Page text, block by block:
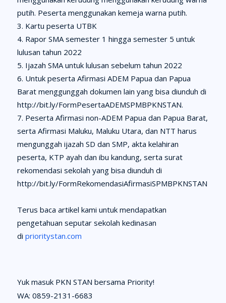
putih. Peserta menggunakan kemeja warna putih.
Kartu peserta UTBK
Rapor SMA semester 1 hingga semester 5 untuk
lulusan tahun 2022
Ijazah SMA untuk lulusan sebelum tahun 2022
Untuk peserta Afirmasi ADEM Papua dan Papua
Barat menggunggah dokumen lain yang bisa diunduh di
http://bit.ly/FormPesertaADEMSPMBPKNSTAN.
Peserta Afirmasi non-ADEM Papua dan Papua Barat,
serta Afirmasi Maluku, Maluku Utara, dan NTT harus
mengunggah ijazah SD dan SMP, akta kelahiran
peserta, KTP ayah dan ibu kandung, serta surat
rekomendasi sekolah yang bisa diunduh di
http://bit.ly/FormRekomendasiAfirmasiSPMBPKNSTAN
Terus baca artikel kami untuk mendapatkan
pengetahuan seputar sekolah kedinasan
di prioritystan.com
Yuk masuk PKN STAN bersama Priority!
WA: 0859-2131-6683